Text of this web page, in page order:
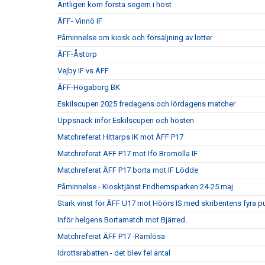
Äntligen kom första segern i höst
ÄFF- Vinnö IF
Påminnelse om kiosk och försäljning av lotter
ÄFF-Åstorp
Vejby IF vs ÄFF
ÄFF-Högaborg BK
Eskilscupen 2025 fredagens och lördagens matcher
Uppsnack inför Eskilscupen och hösten
Matchreferat Hittarps IK mot ÄFF P17
Matchreferat ÄFF P17 mot Ifö Bromölla IF
Matchreferat ÄFF P17 borta mot IF Lödde
Påminnelse - Kiosktjänst Fridhemsparken 24-25 maj
Stark vinst för ÄFF U17 mot Höörs IS med skribentens fyra
Inför helgens Bortamatch mot Bjärred.
Matchreferat ÄFF P17 -Ramlösa
Idrottsrabatten - det blev fel antal